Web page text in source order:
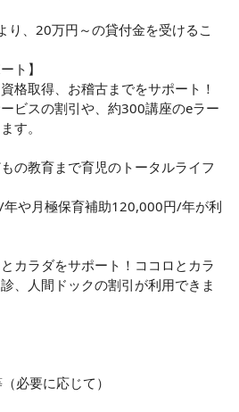
り、20万円～の貸付金を受けるこ
ト】
格取得、お稽古までをサポート！
ビスの割引や、約300講座のeラー
す。
の教育まで育児のトータルライフ
や月極保育補助120,000円/年が利
カラダをサポート！ココロとカラ
、人間ドックの割引が利用できま
必要に応じて）